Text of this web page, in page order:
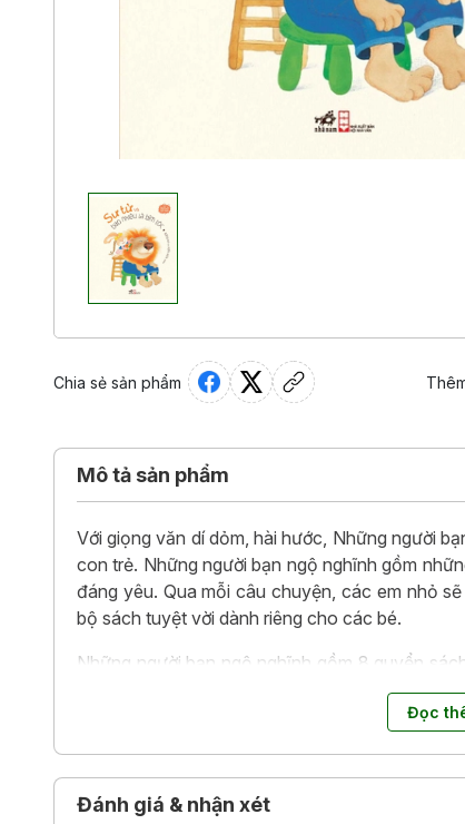
Chia sẻ sản phẩm
Mô tả sản phẩm
Với giọng văn dí dỏm, hài hước, Những người
con trẻ. Những người bạn ngộ nghĩnh gồm
đáng yêu. Qua mỗi câu chuyện, các em nhỏ
bộ sách tuyệt vời dành riêng cho các bé.
Những người bạn ngộ nghĩnh gồm 8 quyển
về những người bạn động vật đáng yêu.
8 quyển sách bao gồm: Vịt con ăn sao, Sử tử
nhọn, Mèo con tè dầm, Hàm răng của khủng
Đọc
Đánh giá & nhận xét